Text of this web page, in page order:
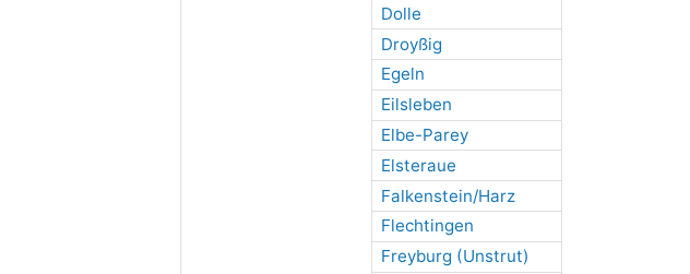
Dolle
Droyßig
Egeln
Eilsleben
Elbe-Parey
Elsteraue
Falkenstein/Harz
Flechtingen
Freyburg (Unstrut)